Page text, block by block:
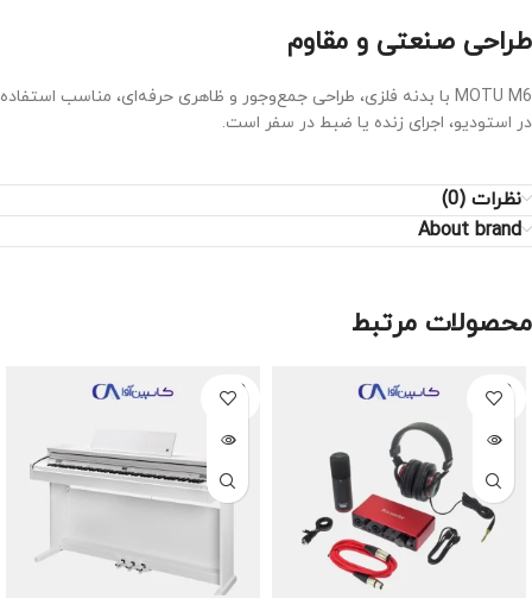
طراحی صنعتی و مقاوم
MOTU M6 با بدنه فلزی، طراحی جمع‌وجور و ظاهری حرفه‌ای، مناسب استفاده
در استودیو، اجرای زنده یا ضبط در سفر است.
نظرات (0)
About brand
محصولات مرتبط
SOLD
OUT
SOLD
OUT